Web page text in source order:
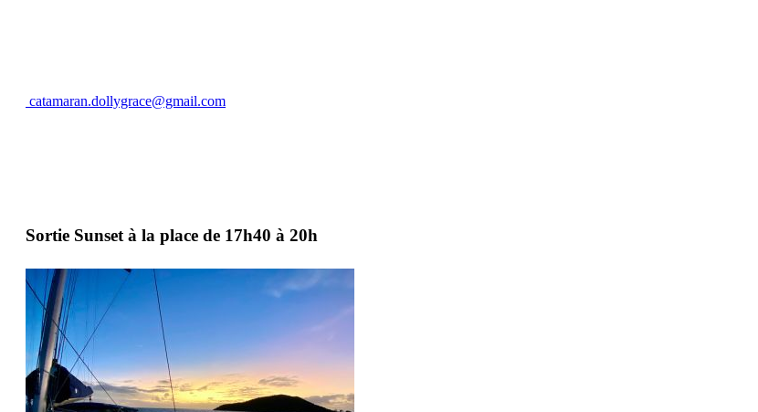
catamaran.dollygrace@gmail.com
Sortie Sunset à la place de 17h40 à 20h